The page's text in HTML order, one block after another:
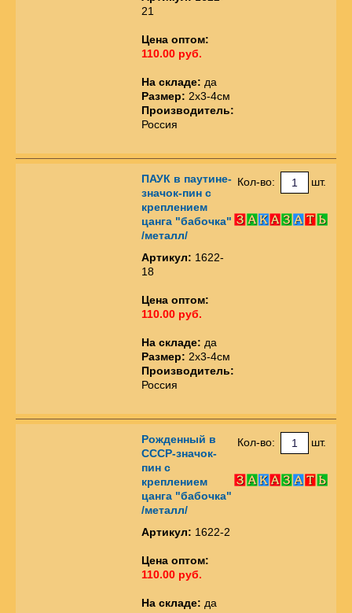
21
Цена оптом:
110.00 руб.
На складе: да
Размер: 2х3-4см
Производитель:
Россия
ПАУК в паутине-
значок-пин с
креплением
цанга "бабочка"
/металл/
Артикул: 1622-
18
Цена оптом:
110.00 руб.
На складе: да
Размер: 2х3-4см
Производитель:
Россия
Кол-во: шт.
Рожденный в
СССР-значок-
пин с
креплением
цанга "бабочка"
/металл/
Артикул: 1622-2
Цена оптом:
110.00 руб.
На складе: да
Кол-во: шт.